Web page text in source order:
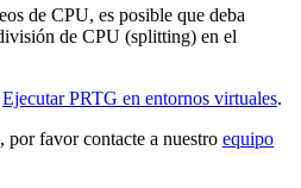
de CPU, es posible que deba
de CPU (splitting) en el
Ejecutar PRTG en entornos virtuales.
favor contacte a nuestro equipo